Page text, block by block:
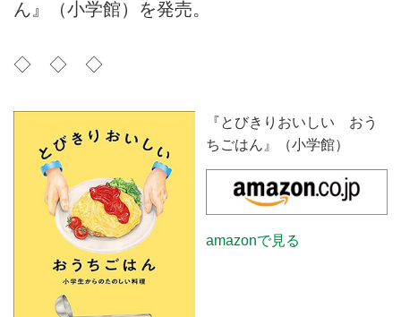
ん』（小学館）を発売。
◇ ◇ ◇
『とびきりおいしい おう
ちごはん』（小学館）
amazonで見る